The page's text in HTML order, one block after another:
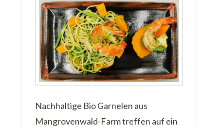
Nachhaltige Bio Garnelen aus
Mangrovenwald-Farm treffen auf ein